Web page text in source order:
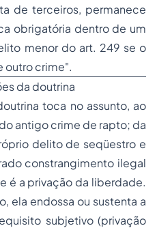
de terceiros, permanece
obrigatória dentro de um
menor do art. 249 se o
outro crime".
da doutrina
toca no assunto, ao
antigo crime de rapto; da
delito de seqüestro e
constrangimento ilegal
é a privação da liberdade.
ela endossa ou sustenta a
subjetivo (privação